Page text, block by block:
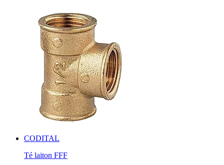
CODITAL
Té laiton FFF